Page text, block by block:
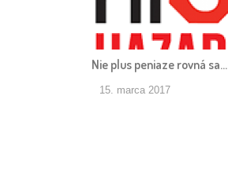
Nie plus peniaze rovná sa…
15. marca 2017